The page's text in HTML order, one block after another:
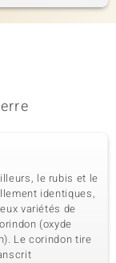
le rubis et le
identiques,
variétés de
(oxyde
Le corindon tire